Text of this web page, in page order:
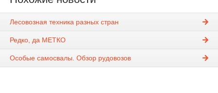
Лесовозная техника разных стран
Редко, да МЕТКО
Особые самоcвалы. Обзор рудовозов